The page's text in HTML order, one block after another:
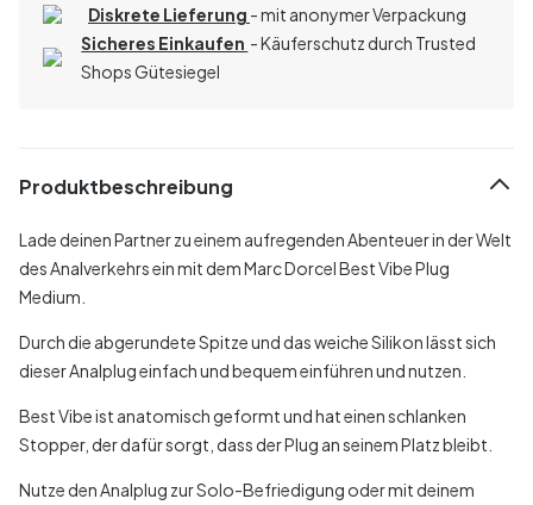
Diskrete Lieferung - mit anonymer Verpackung
Sicheres Einkaufen - Käuferschutz durch Trusted
Shops Gütesiegel
Produktbeschreibung
Lade deinen Partner zu einem aufregenden Abenteuer in der Welt
des Analverkehrs ein mit dem Marc Dorcel Best Vibe Plug
Medium.
Durch die abgerundete Spitze und das weiche Silikon lässt sich
dieser Analplug einfach und bequem einführen und nutzen.
Best Vibe ist anatomisch geformt und hat einen schlanken
Stopper, der dafür sorgt, dass der Plug an seinem Platz bleibt.
Nutze den Analplug zur Solo-Befriedigung oder mit deinem